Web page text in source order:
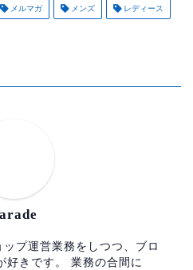
メルマガ メンズ レディース
プ運営業務をしつつ、ブロ
好きです。 業務の合間に